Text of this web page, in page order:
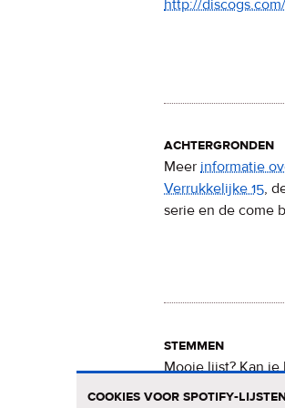
http://
achtergronden
Meer informatie
Verrukkelijke 15,
serie en de come
stemmen
Mooie lijst? Kan
nu voor de
cookies voor spotify-lijsten